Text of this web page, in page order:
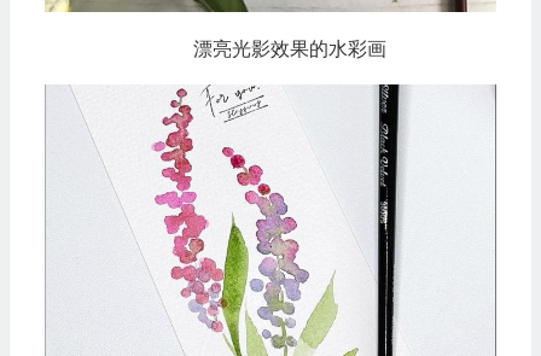
漂亮光影效果的水彩画